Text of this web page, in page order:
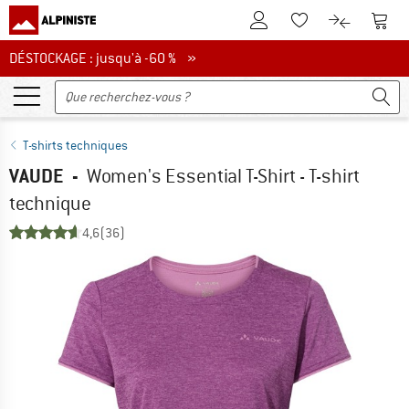
Vers le compte client
Vers la liste
Vers le
DÉSTOCKAGE : jusqu'à -60 %
DÉSTOCKAGE : jusqu'à -60 % »
T-shirts techniques
VAUDE - Women's Essential T-Shirt - T-shirt
technique
4,6(36)